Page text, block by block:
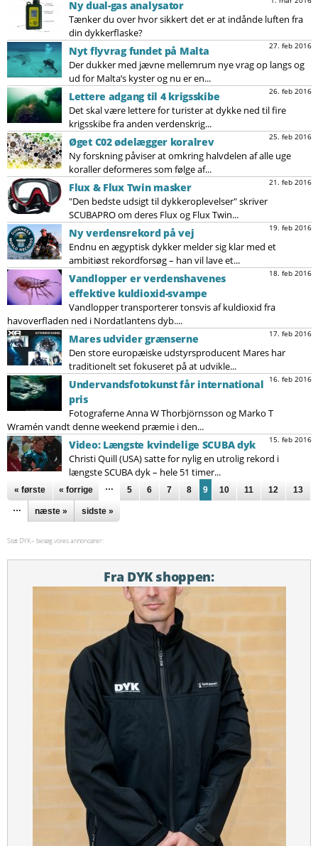
Ny dual-gas analysator
Tænker du over hvor sikkert det er at indånde luften fra
din dykkerflaske?
27. feb 2016
Nyt flyvrag fundet på Malta
Der dukker med jævne mellemrum nye vrag op langs og
ud for Malta’s kyster og nu er en...
26. feb 2016
Lettere adgang til 4 krigsskibe
Det skal være lettere for turister at dykke ned til fire
krigsskibe fra anden verdenskrig...
25. feb 2016
Øget C02 ødelægger koralrev
Ny forskning påviser at omkring halvdelen af alle uge
koraller deformeres som følge af...
21. feb 2016
Flux & Flux Twin masker
"Den bedste udsigt til dykkeroplevelser" skriver
SCUBAPRO om deres Flux og Flux Twin...
19. feb 2016
Ny verdensrekord på vej
Endnu en ægyptisk dykker melder sig klar med et
ambitiøst rekordforsøg – han vil lave et...
18. feb 2016
Vandlopper er verdenshavenes
effektive kuldioxid-svampe
Vandlopper transporterer tonsvis af kuldioxid fra
havoverfladen ned i Nordatlantens dyb....
17. feb 2016
Mares udvider grænserne
Den store europæiske udstyrsproducent Mares har
traditionelt set fokuseret på at udvikle...
16. feb 2016
Undervandsfotokunst får international
pris
Fotograferne Anna W Thorbjörnsson og Marko T
Wramén vandt denne weekend præmie i den...
15. feb 2016
Video: Længste kvindelige SCUBA dyk
Christi Quill (USA) satte for nylig en utrolig rekord i
længste SCUBA dyk – hele 51 timer...
Sider
« første « forrige … 5 6 7 8 9 10 11 12
13
…
næste » sidste »
Støt DYK – besøg vores annoncører:
Fra DYK shoppen: